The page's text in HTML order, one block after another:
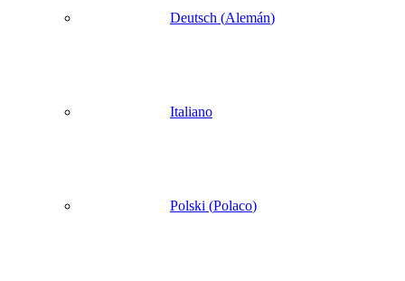
Deutsch (Alemán)
Italiano
Polski (Polaco)